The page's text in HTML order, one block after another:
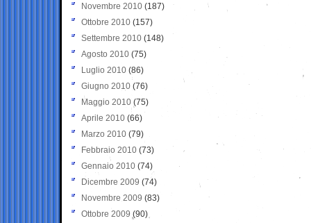
Novembre 2010 (187)
Ottobre 2010 (157)
Settembre 2010 (148)
Agosto 2010 (75)
Luglio 2010 (86)
Giugno 2010 (76)
Maggio 2010 (75)
Aprile 2010 (66)
Marzo 2010 (79)
Febbraio 2010 (73)
Gennaio 2010 (74)
Dicembre 2009 (74)
Novembre 2009 (83)
Ottobre 2009 (90)